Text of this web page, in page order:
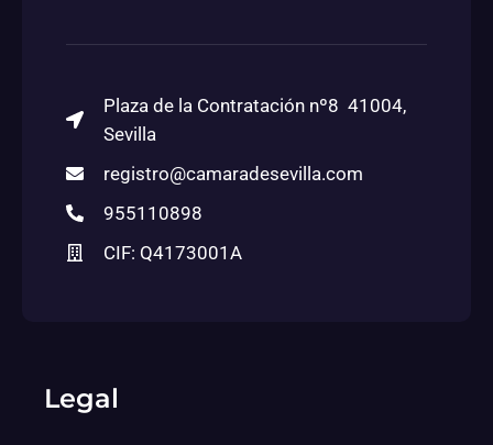
Plaza de la Contratación nº8 41004,
Sevilla
registro@camaradesevilla.com
955110898
CIF: Q4173001A
Legal